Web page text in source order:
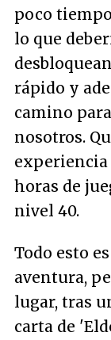
poco
lo que
rápido y
camino
nosotros.
experiencia
horas de
nivel 40.
Todo esto
aventura,
lugar, tras
carta de